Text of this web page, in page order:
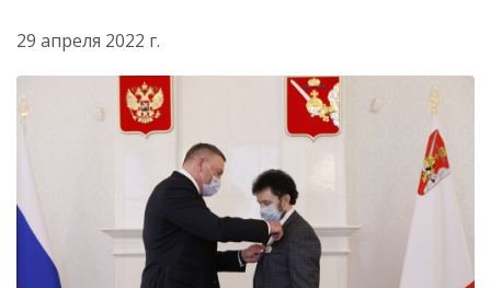
29 апреля 2022 г.